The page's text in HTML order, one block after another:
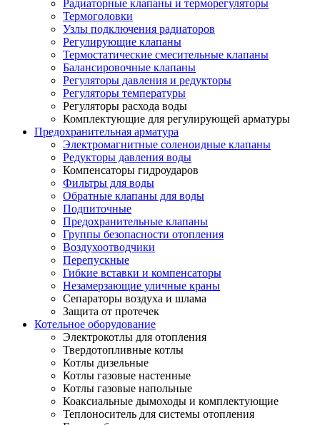
Радиаторные клапаны и терморегуляторы
Термоголовки
Узлы подключения радиаторов
Регулирующие клапаны
Термостатические смесительные клапаны
Балансировочные клапаны
Регуляторы давления и редукторы
Регуляторы температуры
Регуляторы расхода воды
Комплектующие для регулирующей арматуры
Предохранительная арматура
Электромагнитные соленоидные клапаны
Редукторы давления воды
Компенсаторы гидроударов
Фильтры для воды
Обратные клапаны для воды
Подпиточные
Предохранительные клапаны
Группы безопасности отопления
Воздухоотводчики
Перепускные
Гибкие вставки и компенсаторы
Незамерзающие уличные краны
Сепараторы воздуха и шлама
Защита от протечек
Котельное оборудование
Электрокотлы для отопления
Твердотопливные котлы
Котлы дизельные
Котлы газовые настенные
Котлы газовые напольные
Коаксиальные дымоходы и комплектующие
Теплоноситель для системы отопления